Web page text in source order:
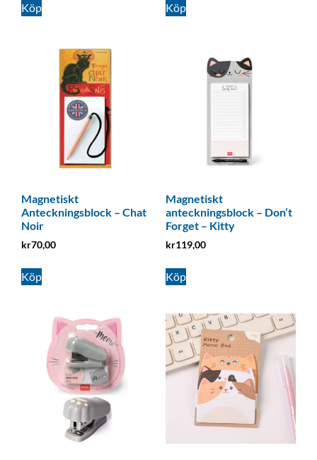
Köp Köp
Magnetiskt
Anteckningsblock – Chat
Noir
kr70,00
Köp
Magnetiskt
anteckningsblock – Don’t
Forget – Kitty
kr119,00
Köp